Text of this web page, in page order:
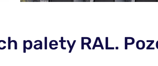
palety RAL.